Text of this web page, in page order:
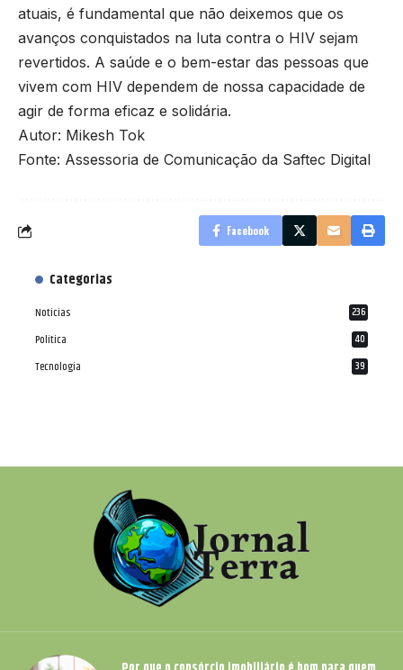
atuais, é fundamental que não deixemos que os
avanços conquistados na luta contra o HIV sejam
revertidos. A saúde e o bem-estar das pessoas que
vivem com HIV dependem de nossa capacidade de
agir de forma eficaz e solidária.
Autor: Mikesh Tok
Fonte: Assessoria de Comunicação da Saftec Digital
Facebook
Categorias
Notícias 236
Política 40
Tecnologia 39